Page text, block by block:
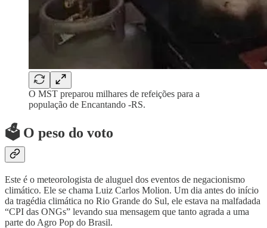
O MST preparou milhares de refeições para a
população de Encantando -RS.
🗳️ O peso do voto
Este é o meteorologista de aluguel dos eventos de negacionismo
climático. Ele se chama Luiz Carlos Molion. Um dia antes do início
da tragédia climática no Rio Grande do Sul, ele estava na malfadada
“CPI das ONGs” levando sua mensagem que tanto agrada a uma
parte do Agro Pop do Brasil.